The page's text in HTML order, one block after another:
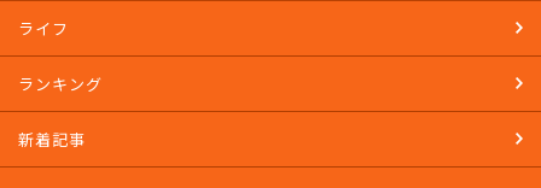
ライフ
ランキング
新着記事